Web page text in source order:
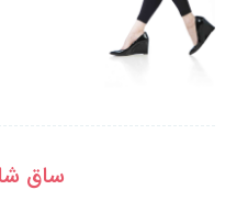
ساق شلواری